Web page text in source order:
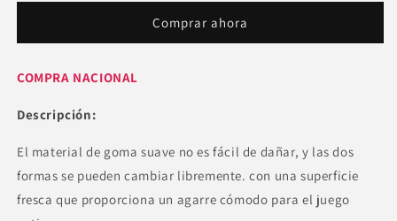
Comprar ahora
COMPRA NACIONAL
Descripción:
El material de goma suave no es fácil de dañar, y las dos
formas se pueden cambiar libremente. con una superficie
fresca que proporciona un agarre cómodo para el juego